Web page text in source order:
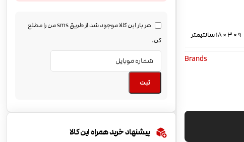
9 × 3 × 18 سانتیمتر
Brands
هر بار این کالا موجود شد از طریق sms من را مطلع
کن.
ثبت
پیشنهاد خرید همراه این کالا